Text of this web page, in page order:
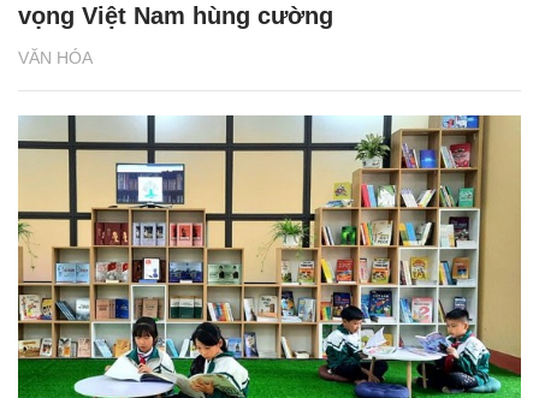
VĂN HÓA
vọng Việt Nam hùng cường